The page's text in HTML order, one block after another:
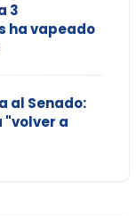
3
ha vapeado
al Senado:
"volver a